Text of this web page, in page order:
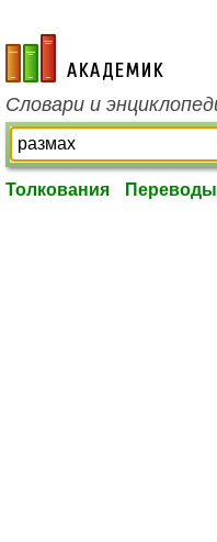
academic.ru
Словари и
Толкования Переводы